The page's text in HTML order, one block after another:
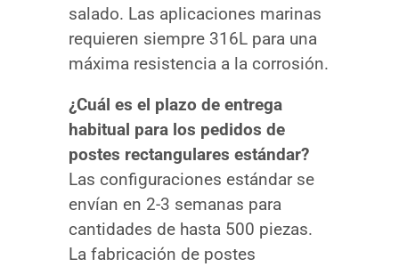
salado. Las aplicaciones marinas
requieren siempre 316L para una
máxima resistencia a la corrosión.
¿Cuál es el plazo de entrega
habitual para los pedidos de
postes rectangulares estándar?
Las configuraciones estándar se
envían en 2-3 semanas para
cantidades de hasta 500 piezas.
La fabricación de postes